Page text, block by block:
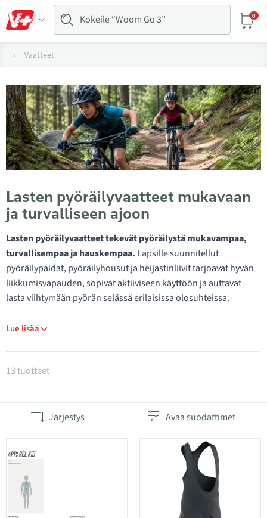
0
Vaatteet
Lasten pyöräilyvaatteet mukavaan
ja turvalliseen ajoon
Lasten pyöräilyvaatteet tekevät pyöräilystä mukavampaa,
turvallisempaa ja hauskempaa. Lapsille suunnitellut
pyöräilypaidat, pyöräilyhousut ja heijastinliivit tarjoavat hyvän
liikkumisvapauden, sopivat aktiiviseen käyttöön ja auttavat
lasta viihtymään pyörän selässä erilaisissa olosuhteissa.
Lue lisää
Tuotteet kategoriassa Lasten pyöräilyvaatteet
13 tuotteet
Järjestys Avaa suodattimet